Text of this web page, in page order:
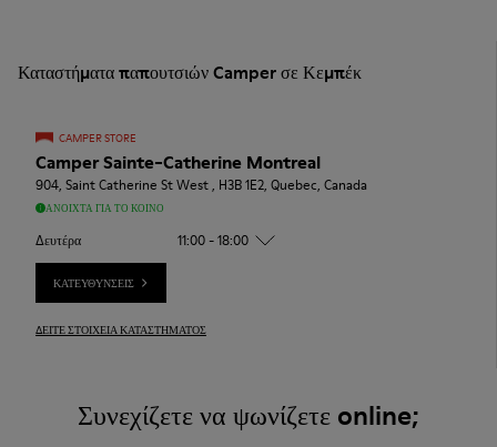
Καταστήματα παπουτσιών Camper σε Κεμπέκ
CAMPER STORE
Camper Sainte-Catherine Montreal
904, Saint Catherine St West , H3B 1E2, Quebec, Canada
ΑΝΟΙΧΤΆ ΓΙΑ ΤΟ ΚΟΙΝΌ
Δευτέρα 11:00 - 18:00
ΚΑΤΕΥΘΎΝΣΕΙΣ
ΔΕΊΤΕ ΣΤΟΙΧΕΊΑ ΚΑΤΑΣΤΉΜΑΤΟΣ
Συνεχίζετε να ψωνίζετε online;